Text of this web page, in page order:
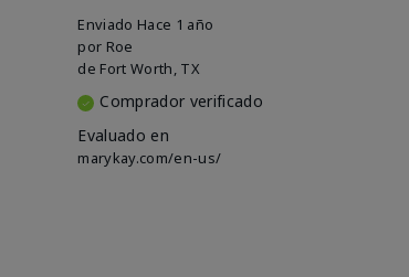
Enviado Hace 1 año
por Roe
de Fort Worth, TX
Comprador verificado
Evaluado en
marykay.com/en-us/